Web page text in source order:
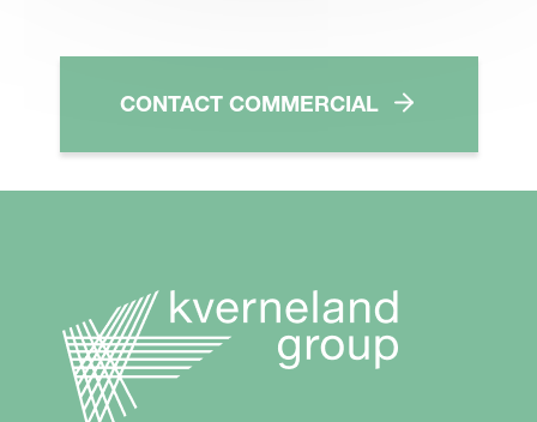
CONTACT COMMERCIAL